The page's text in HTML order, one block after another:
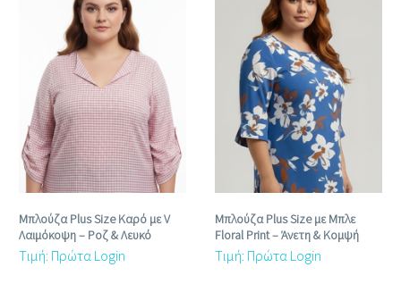
Μπλούζα Plus Size Καρό με V
Λαιμόκοψη – Ροζ & Λευκό
Τιμή: Πρώτα Login
Μπλούζα Plus Size με Μπλε
Floral Print – Άνετη & Κομψή
Τιμή: Πρώτα Login